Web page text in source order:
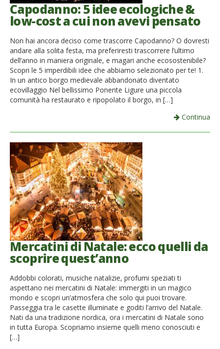
Capodanno: 5 idee ecologiche &
low-cost a cui non avevi pensato
Non hai ancora deciso come trascorre Capodanno? O dovresti
andare alla solita festa, ma preferiresti trascorrere l’ultimo
dell’anno in maniera originale, e magari anche ecosostenibile?
Scopri le 5 imperdibili idee che abbiamo selezionato per te! 1.
In un antico borgo medievale abbandonato diventato
ecovillaggio Nel bellissimo Ponente Ligure una piccola
comunità ha restaurato e ripopolato il borgo, in […]
Continua
Mercatini di Natale: ecco quelli da
scoprire quest’anno
Addobbi colorati, musiche natalizie, profumi speziati ti
aspettano nei mercatini di Natale: immergiti in un magico
mondo e scopri un’atmosfera che solo qui puoi trovare.
Passeggia tra le casette illuminate e goditi l’arrivo del Natale.
Nati da una tradizione nordica, ora i mercatini di Natale sono
in tutta Europa. Scopriamo insieme quelli meno conosciuti e
[…]